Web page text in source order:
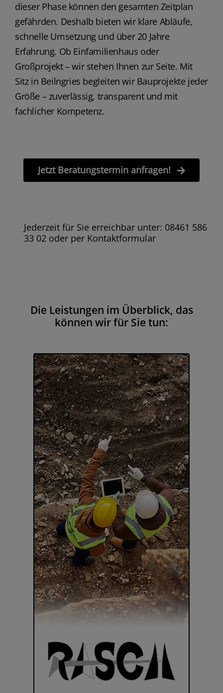
dieser Phase können den gesamten Zeitplan
gefährden. Deshalb bieten wir klare Abläufe,
schnelle Umsetzung und über 20 Jahre
Erfahrung. Ob Einfamilienhaus oder
Großprojekt – wir stehen Ihnen zur Seite. Mit
Sitz in Beilngries begleiten wir Bauprojekte jeder
Größe – zuverlässig, transparent und mit
fachlicher Kompetenz.
Jetzt Beratungstermin anfragen!
Jederzeit für Sie erreichbar unter: 08461 586
33 02 oder per Kontaktformular
Die Leistungen im Überblick, das
können wir für Sie tun: